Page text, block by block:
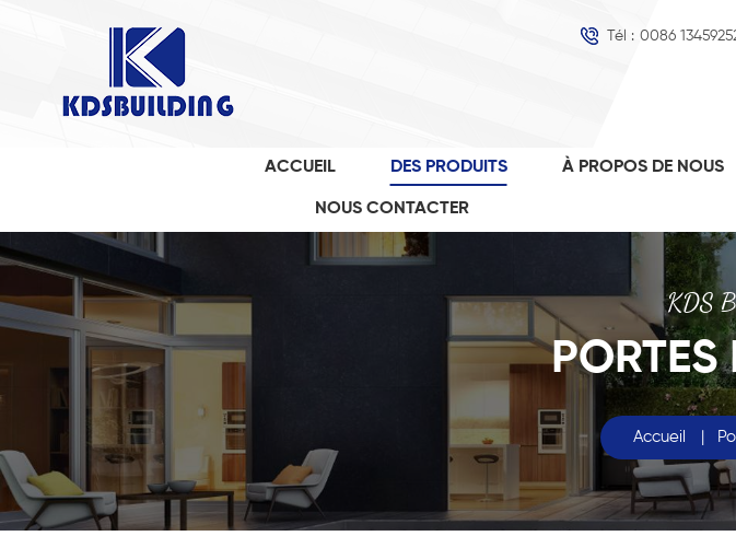
Tél : 0086
ACCUEIL DES PRODUITS À PROPOS DE NOUS
NOUS CONTACTER
KDS
PORTES
Accueil |